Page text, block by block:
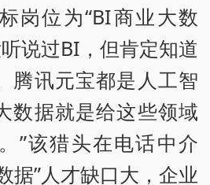
岗位为“BI商业大数
说过BI，但肯定知道
腾讯元宝都是人工智
数据就是给这些领域
”该猎头在电话中介
据”人才缺口大，企业